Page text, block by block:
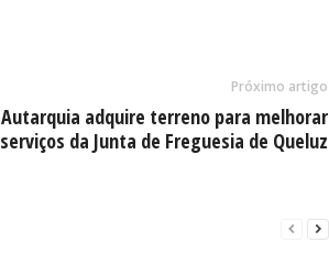
Próximo artigo
Autarquia adquire terreno para melhorar
serviços da Junta de Freguesia de Queluz